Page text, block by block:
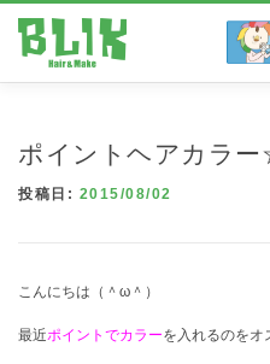
ン
ポイントヘアカラ
投稿日: 2015/08/02
こんにちは（＾ω＾）
最近ポイントでカラーを入れるのを